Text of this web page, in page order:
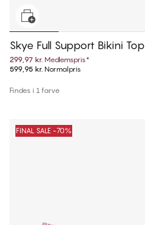
Skye Full Support Bikini Top
299,97 kr. Medlemspris*
599,95 kr. Normalpris
Findes i 1 farve
FINAL SALE -70%